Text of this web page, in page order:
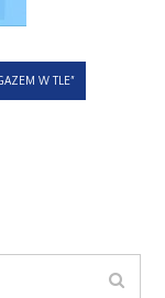
W TLE”
Search